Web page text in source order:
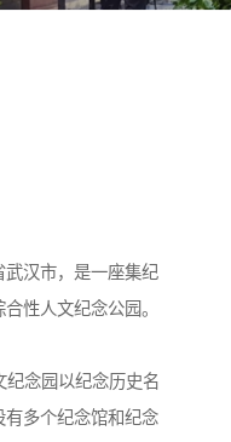
汉市，是一座集纪
性人文纪念公园。
纪念园以纪念历史名
有多个纪念馆和纪念